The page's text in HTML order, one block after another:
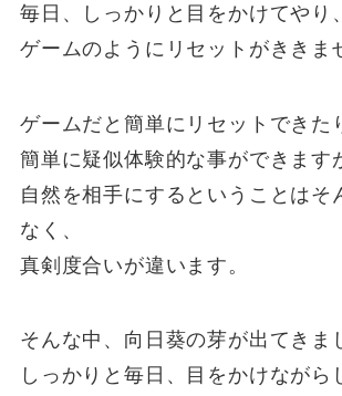
毎日、しっかりと目をかけてやり
ゲームのようにリセットがききま
ゲームだと簡単にリセットできた
簡単に疑似体験的な事ができます
自然を相手にするということはそ
なく、
真剣度合いが違います。
そんな中、向日葵の芽が出てきま
しっかりと毎日、目をかけながら